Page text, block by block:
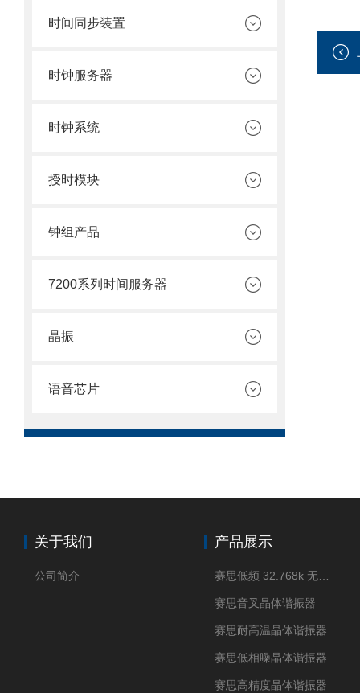
时间同步装置
时钟服务器
时钟系统
授时模块
钟组产品
7200系列时间服务器
晶振
语音芯片
关于我们
公司简介
产品展示
赛思音叉晶体谐振器
赛思耐高温晶体谐振器
赛思低相噪晶体谐振器
赛思高精度晶体谐振器